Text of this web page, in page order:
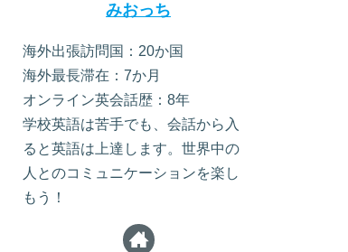
みおっち
海外出張訪問国：20か国
海外最長滞在：7か月
オンライン英会話歴：8年
学校英語は苦手でも、会話から入
ると英語は上達します。世界中の
人とのコミュニケーションを楽し
もう！